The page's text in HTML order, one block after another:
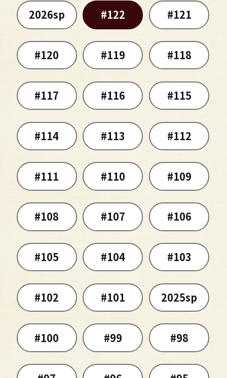
2026sp #122 #121
#120 #119 #118
#117 #116 #115
#114 #113 #112
#111 #110 #109
#108 #107 #106
#105 #104 #103
#102 #101 2025sp
#100 #99 #98